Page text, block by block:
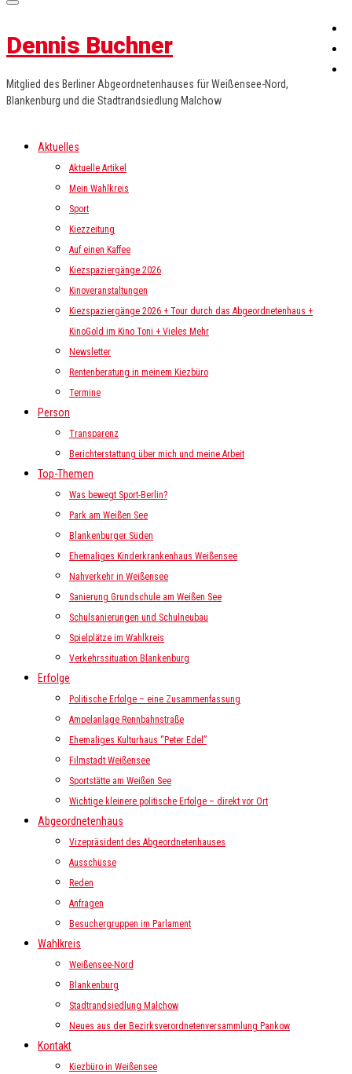
Dennis Buchner
Mitglied des Berliner Abgeordnetenhauses für Weißensee-Nord,
Blankenburg und die Stadtrandsiedlung Malchow
Aktuelles
Aktuelle Artikel
Mein Wahlkreis
Sport
Kiezzeitung
Auf einen Kaffee
Kiezspaziergänge 2026
Kinoveranstaltungen
Kiezspaziergänge 2026 + Tour durch das Abgeordnetenhaus +
KinoGold im Kino Toni + Vieles Mehr
Newsletter
Rentenberatung in meinem Kiezbüro
Termine
Person
Transparenz
Berichterstattung über mich und meine Arbeit
Top-Themen
Was bewegt Sport-Berlin?
Park am Weißen See
Blankenburger Süden
Ehemaliges Kinderkrankenhaus Weißensee
Nahverkehr in Weißensee
Sanierung Grundschule am Weißen See
Schulsanierungen und Schulneubau
Spielplätze im Wahlkreis
Verkehrssituation Blankenburg
Erfolge
Politische Erfolge – eine Zusammenfassung
Ampelanlage Rennbahnstraße
Ehemaliges Kulturhaus “Peter Edel”
Filmstadt Weißensee
Sportstätte am Weißen See
Wichtige kleinere politische Erfolge – direkt vor Ort
Abgeordnetenhaus
Vizepräsident des Abgeordnetenhauses
Ausschüsse
Reden
Anfragen
Besuchergruppen im Parlament
Wahlkreis
Weißensee-Nord
Blankenburg
Stadtrandsiedlung Malchow
Neues aus der Bezirksverordnetenversammlung Pankow
Kontakt
Kiezbüro in Weißensee